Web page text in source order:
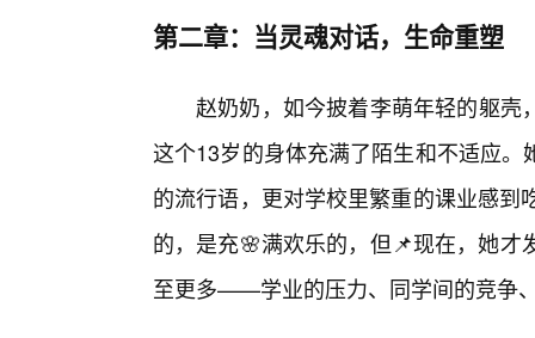
第二章：当灵魂对话，生命重塑
赵奶奶，如今披着李萌年轻的躯
这个13岁的身体充满了陌生和不适应
的流行语，更对学校里繁重的课业感
的，是充🌸满欢乐的，但📌现在，她
至更多——学业的压力、同学间的竞争